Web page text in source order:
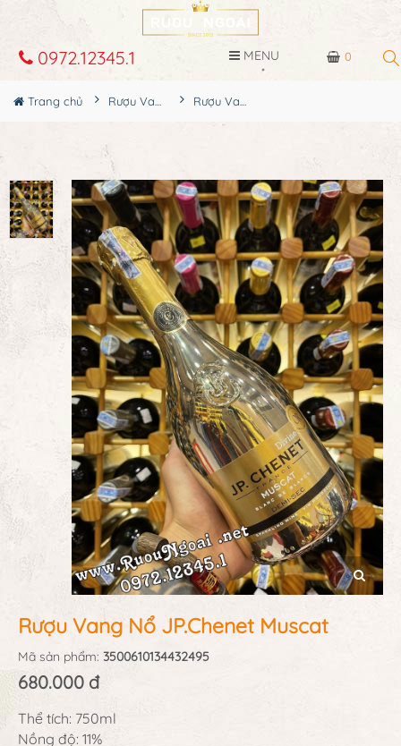
0
0972.12345.1 MENU
Trang chủ Rượu Vang Rượu Vang Nổ JP.Chenet Muscat
Rượu Vang Nổ JP.Chenet Muscat
Mã sản phẩm: 3500610134432495
680.000 đ
Thể tích: 750ml
Nồng độ: 11%